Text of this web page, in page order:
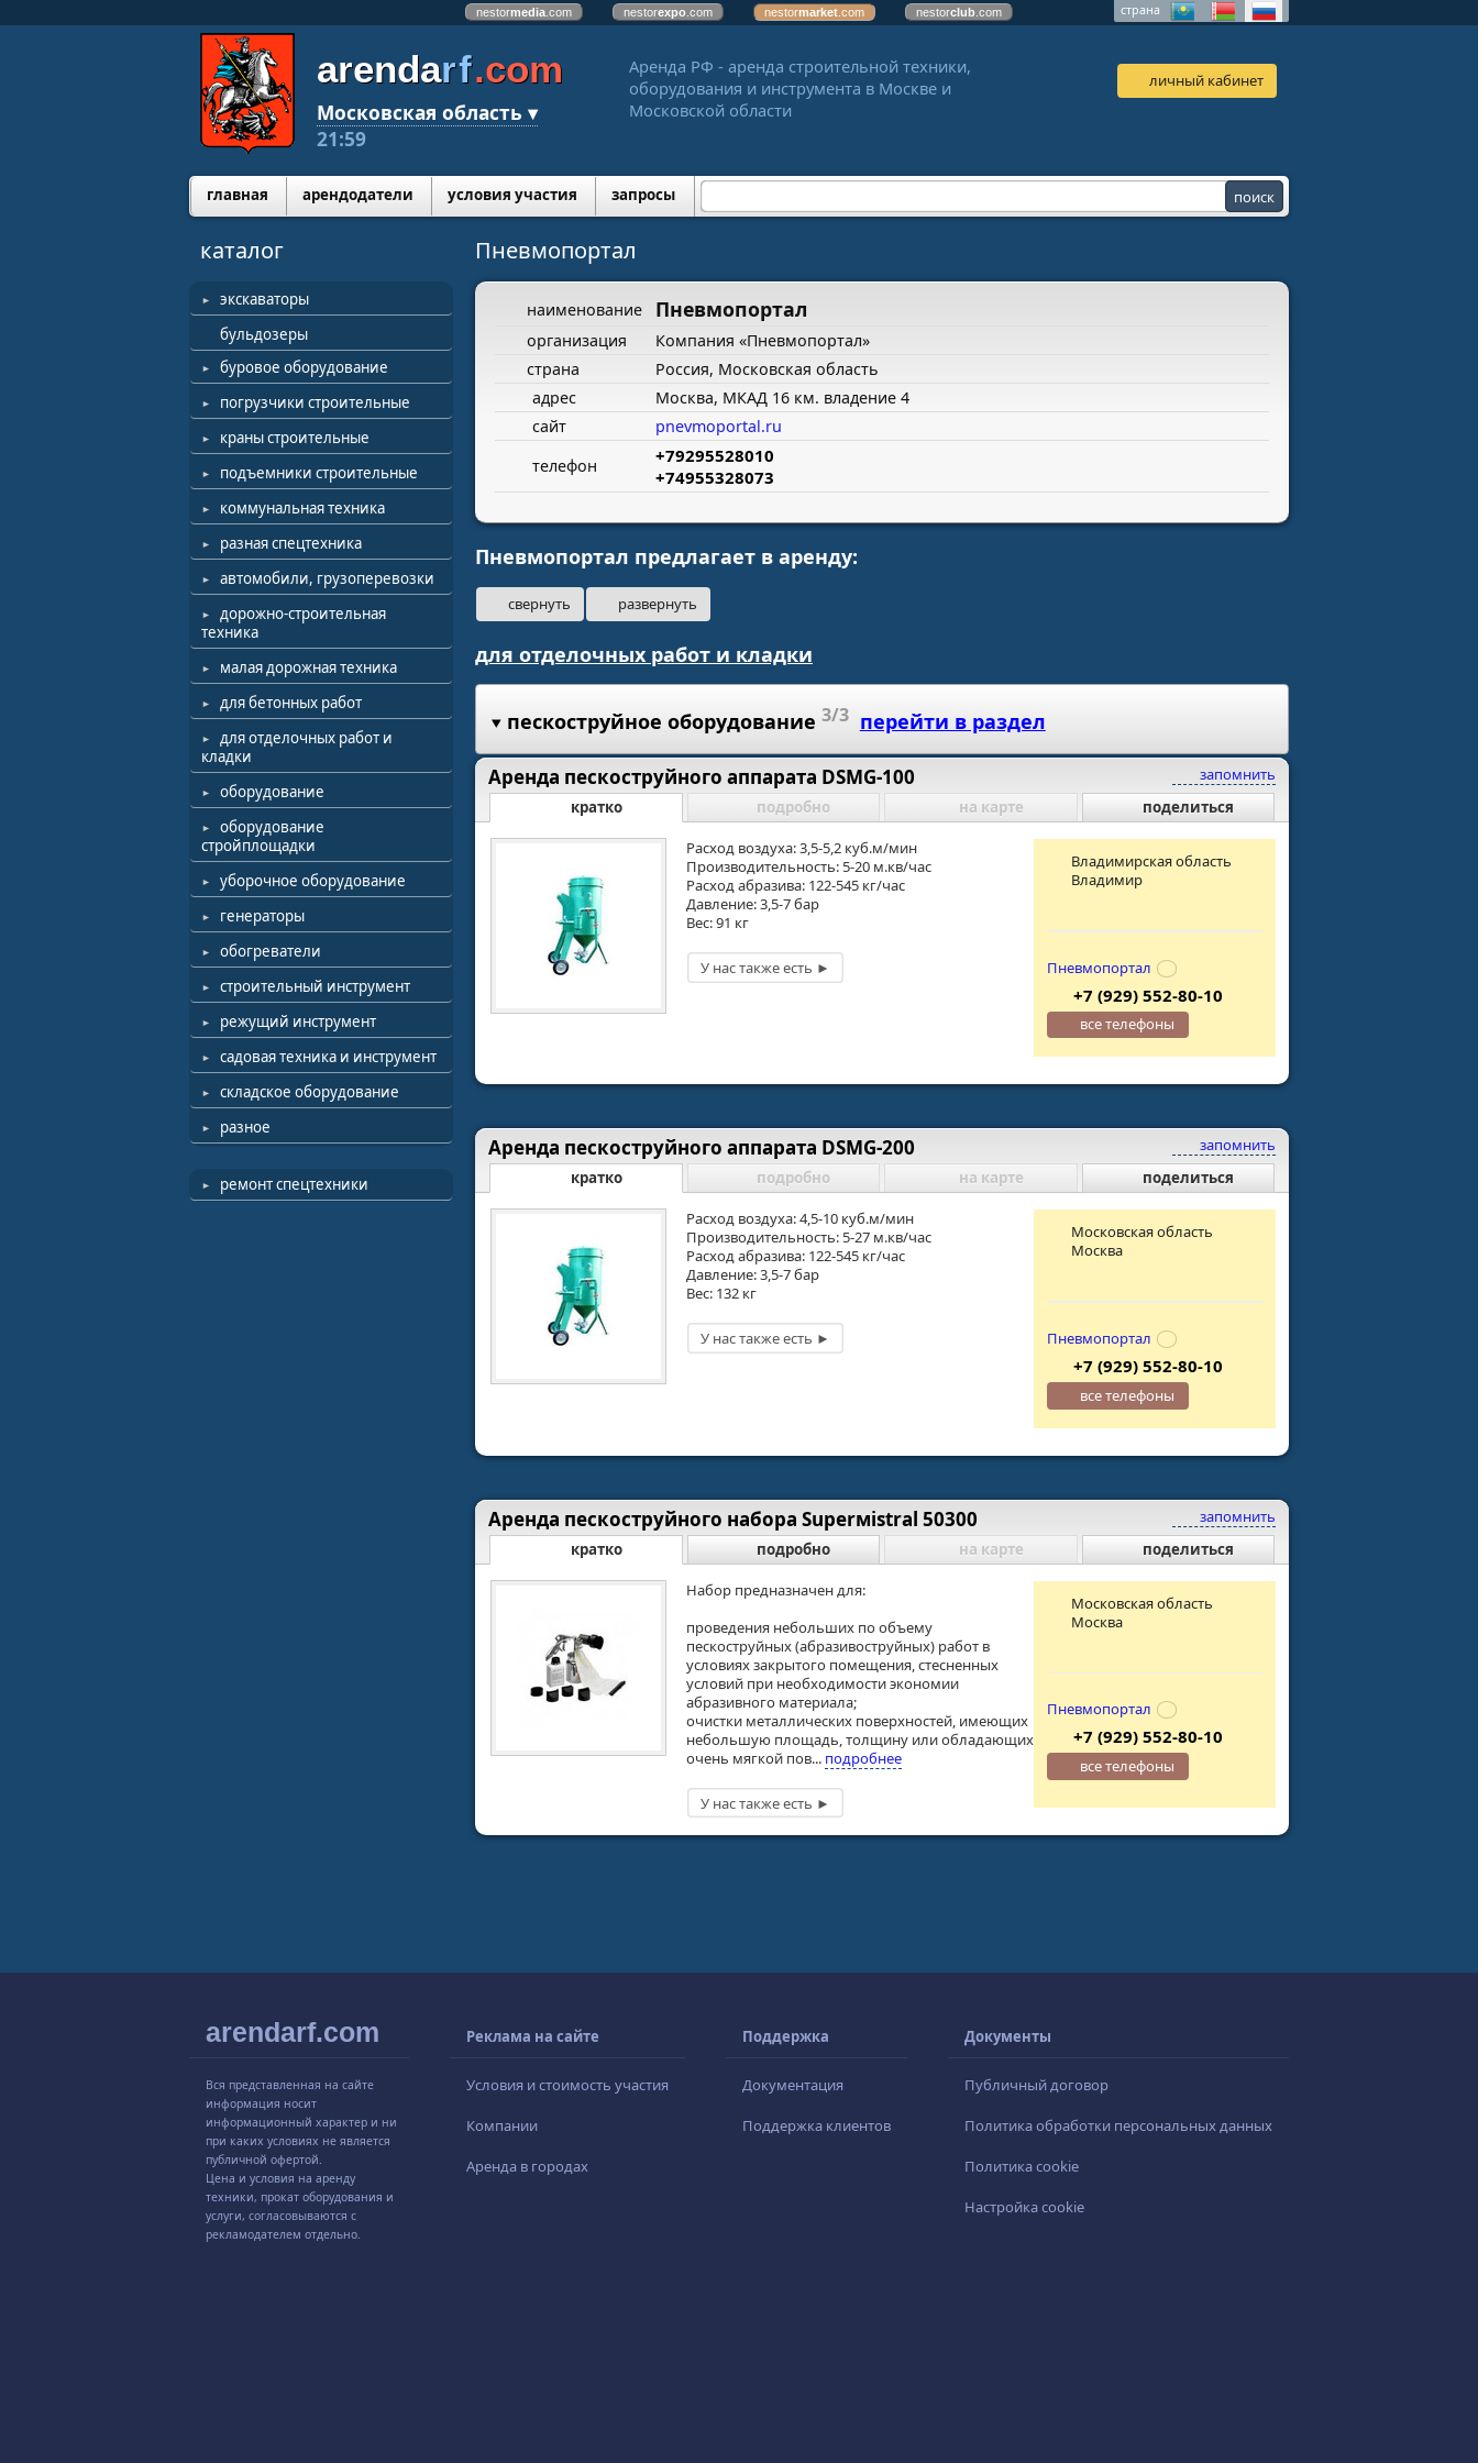
nestormedia .com nestorexpo .com nestormarket .com nestorclub .com страна
arendarf.com
Московская область ▾
21:59
Аренда РФ - аренда строительной техники,
оборудования и инструмента в Москве и
Московской области
личный кабинет
главная арендодатели условия участия запросы
каталог
экскаваторы
бульдозеры
буровое оборудование
погрузчики строительные
краны строительные
подъемники строительные
коммунальная техника
разная спецтехника
автомобили, грузоперевозки
дорожно-строительная
техника
малая дорожная техника
для бетонных работ
для отделочных работ и
кладки
оборудование
оборудование
стройплощадки
уборочное оборудование
генераторы
обогреватели
строительный инструмент
режущий инструмент
садовая техника и инструмент
складское оборудование
разное
ремонт спецтехники
Пневмопортал
наименование Пневмопортал
организация
Компания «Пневмопортал»
страна
Россия, Московская область
адрес
Москва, МКАД 16 км. владение 4
сайт
pnevmoportal.ru
телефон
+79295528010
+74955328073
Пневмопортал предлагает в аренду:
свернуть развернуть
для отделочных работ и кладки
пескоструйное оборудование 3/3 перейти в раздел
запомнить
Аренда пескоструйного аппарата DSMG-100
кратко подробно на карте поделиться
Расход воздуха: 3,5-5,2 куб.м/мин
Производительность: 5-20 м.кв/час
Расход абразива: 122-545 кг/час
Давление: 3,5-7 бар
Вес: 91 кг
Владимирская область
Владимир
Пневмопортал
+7 (929) 552-80-10
все телефоны
запомнить
Аренда пескоструйного аппарата DSMG-200
кратко подробно на карте поделиться
Расход воздуха: 4,5-10 куб.м/мин
Производительность: 5-27 м.кв/час
Расход абразива: 122-545 кг/час
Давление: 3,5-7 бар
Вес: 132 кг
Московская область
Москва
Пневмопортал
+7 (929) 552-80-10
все телефоны
запомнить
Аренда пескоструйного набора Superмistral 50300
кратко подробно на карте поделиться
Набор предназначен для:
проведения небольших по объему
пескоструйных (абразивоструйных) работ в
условиях закрытого помещения, стесненных
условий при необходимости экономии
абразивного материала;
очистки металлических поверхностей, имеющих
небольшую площадь, толщину или обладающих
очень мягкой пов... подробнее
Московская область
Москва
Пневмопортал
+7 (929) 552-80-10
все телефоны
arendarf.com
Вся представленная на сайте
информация носит
информационный характер и ни
при каких условиях не является
публичной офертой.
Цена и условия на аренду
техники, прокат оборудования и
услуги, согласовываются с
рекламодателем отдельно.
Реклама на сайте
Условия и стоимость участия
Компании
Аренда в городах
Поддержка
Документация
Поддержка клиентов
Документы
Публичный договор
Политика обработки персональных данных
Политика cookie
Настройка cookie